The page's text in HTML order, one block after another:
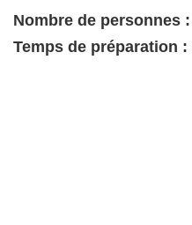
Nombre de personnes :
Temps de préparation :